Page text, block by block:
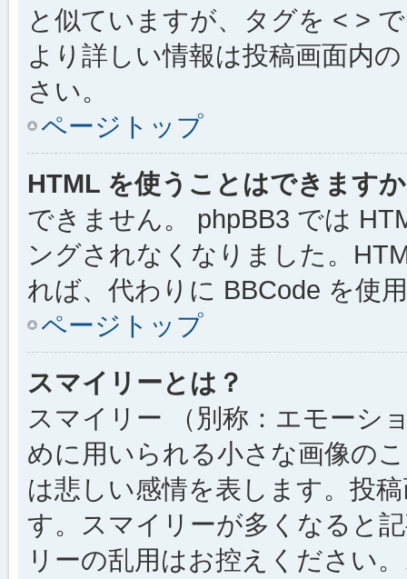
と似ていますが、タグを < >
より詳しい情報は投稿画面内
さい。
ページトップ
HTML を使うことはできます
できません。 phpBB3 では
ングされなくなりました。
れば、代わりに BBCode を使
ページトップ
スマイリーとは？
スマイリー （別称：エモーシ
めに用いられる小さな画像の
は悲しい感情を表します。投
す。スマイリーが多くなると
リーの乱用はお控えください